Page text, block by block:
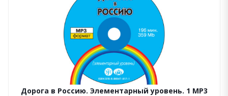
Дорога в Россию. Элементарный уровень. 1 МР3